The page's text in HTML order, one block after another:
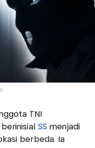
TNI
SS menjadi
berbeda. Ia